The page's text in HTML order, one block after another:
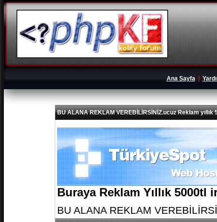
Ana Sayfa|
BU ALANA REKLAM VEREBİLİRSİNİZ.ucuz Reklam yıllık
Buraya Reklam Yıllık
BU ALANA REKLAM